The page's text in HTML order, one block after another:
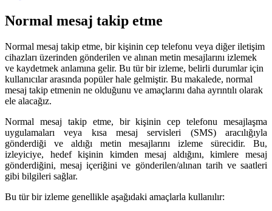
Normal mesaj takip etme
Normal mesaj takip etme, bir kişinin cep telefonu veya diğer iletişim
cihazları üzerinden gönderilen ve alınan metin mesajlarını izlemek
ve kaydetmek anlamına gelir. Bu tür bir izleme, belirli durumlar için
kullanıcılar arasında popüler hale gelmiştir. Bu makalede, normal
mesaj takip etmenin ne olduğunu ve amaçlarını daha ayrıntılı olarak
ele alacağız.
Normal mesaj takip etme, bir kişinin cep telefonu mesajlaşma
uygulamaları veya kısa mesaj servisleri (SMS) aracılığıyla
gönderdiği ve aldığı metin mesajlarını izleme sürecidir. Bu,
izleyiciye, hedef kişinin kimden mesaj aldığını, kimlere mesaj
gönderdiğini, mesaj içeriğini ve gönderilen/alınan tarih ve saatleri
gibi bilgileri sağlar.
Bu tür bir izleme genellikle aşağıdaki amaçlarla kullanılır: